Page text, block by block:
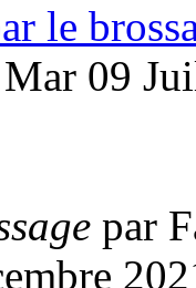
le
09
par